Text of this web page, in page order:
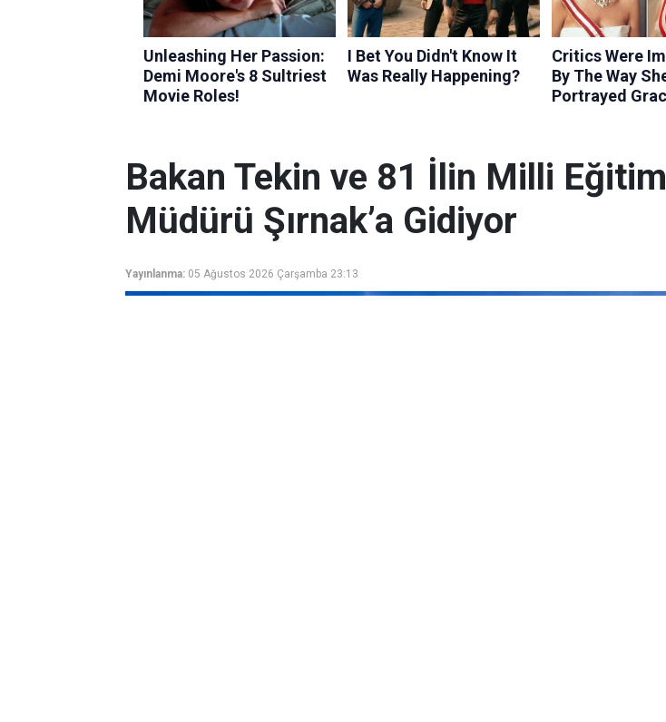
Bakan Tekin ve 81 İlin Milli Eğitim
Müdürü Şırnak’a Gidiyor
Yayınlanma: 05 Ağustos 2026 Çarşamba 23:13